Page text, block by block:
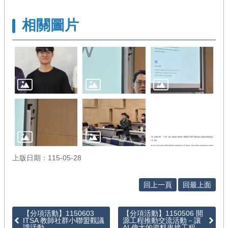
件
管
考
回
頁
相關圖片
上版日期：115-05-28
回上一頁 回最上面
【分項活動】1150603
ITSA 教師社群小聯盟觀議
【分項活動】1150506 開
源工程推動交流活動－讓